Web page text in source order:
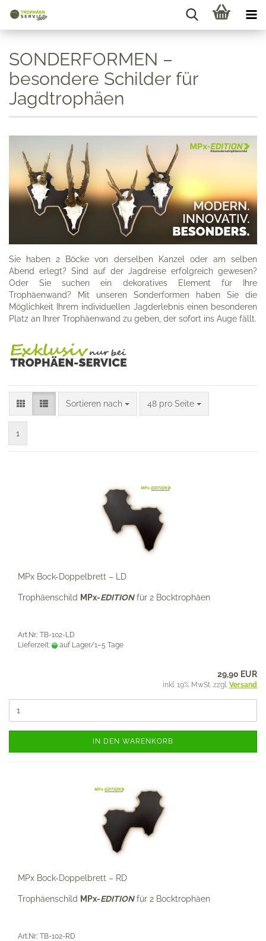
SONDERFORMEN –
besondere Schilder für
Jagdtrophäen
Sie haben 2 Böcke von derselben Kanzel oder am selben
Abend erlegt? Sind auf der Jagdreise erfolgreich gewesen?
Oder Sie suchen ein dekoratives Element für Ihre
Trophäenwand? Mit unseren Sonderformen haben Sie die
Möglichkeit Ihrem individuellen Jagderlebnis einen besonderen
Platz an Ihrer Trophäenwand zu geben, der sofort ins Auge fällt.
Sortieren nach
Sortieren nach 48 pro Seite
pro Seite
1
MPx Bock-Doppelbrett – LD
Trophäenschild MPx-EDITIONfür 2 Bocktrophäen
Art.Nr.: TB-102-LD
Lieferzeit:
auf Lager/1–5 Tage
29,90 EUR
inkl. 19% MwSt. zzgl. Versand
IN DEN WARENKORB
MPx Bock-Doppelbrett – RD
Trophäenschild MPx-EDITIONfür 2 Bocktrophäen
Art.Nr.: TB-102-RD